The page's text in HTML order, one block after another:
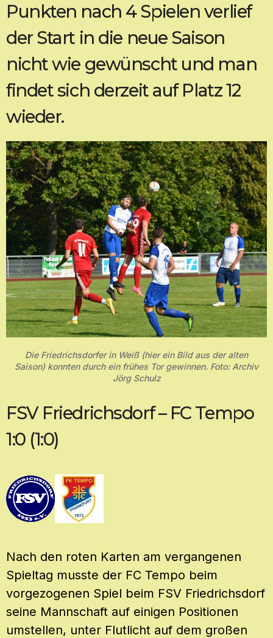
Punkten nach 4 Spielen verlief
der Start in die neue Saison
nicht wie gewünscht und man
findet sich derzeit auf Platz 12
wieder.
Die Friedrichsdorfer in Weiß (hier ein Bild aus der alten
Saison) konnten durch ein frühes Tor gewinnen. Foto: Archiv
Jörg Schulz
FSV Friedrichsdorf – FC Tempo
1:0 (1:0)
Nach den roten Karten am vergangenen
Spieltag musste der FC Tempo beim
vorgezogenen Spiel beim FSV Friedrichsdorf
seine Mannschaft auf einigen Positionen
umstellen, unter Flutlicht auf dem großen